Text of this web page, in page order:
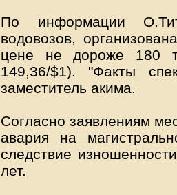
По информации
водовозов,
цене не дороже 180
149,36/$1). "Факты
заместитель акима.
Согласно заявлениям
авария на
следствие
лет.